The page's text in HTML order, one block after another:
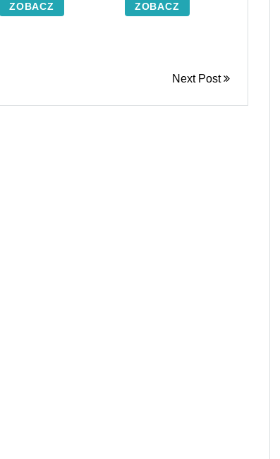
ZOBACZ ZOBACZ
Next Post